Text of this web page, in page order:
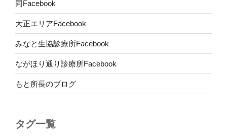
同Facebook
大正エリアFacebook
みなと生協診療所Facebook
ながほり通り診療所Facebook
もと所長のブログ
タグ一覧